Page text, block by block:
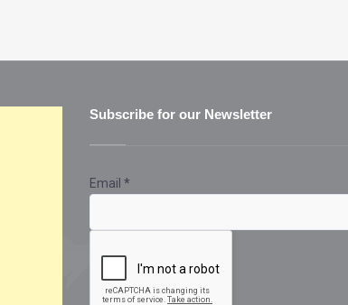
Subscribe for our Newsletter
Email *